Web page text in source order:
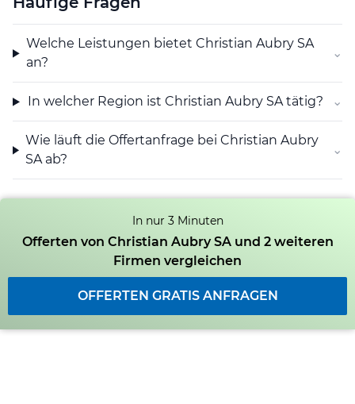
und unkomplizierte Abwicklung, damit die Kunden
rasch eine Entscheidungsgrundlage erhalten. Mit dieser
Vorgehensweise stellt Christian Aubry SA sicher, dass
Elektrodienstleistungen in Saignelégier bedarfsgerecht
und effizient umgesetzt werden.
Welche Leistungen bietet Christian Aubry SA
an?
⌄
In welcher Region ist Christian Aubry SA tätig? ⌄
Wie läuft die Offertanfrage bei Christian Aubry
SA ab?
⌄
In nur 3 Minuten
Offerten von Christian Aubry SA und 2 weiteren
Firmen vergleichen
OFFERTEN GRATIS ANFRAGEN